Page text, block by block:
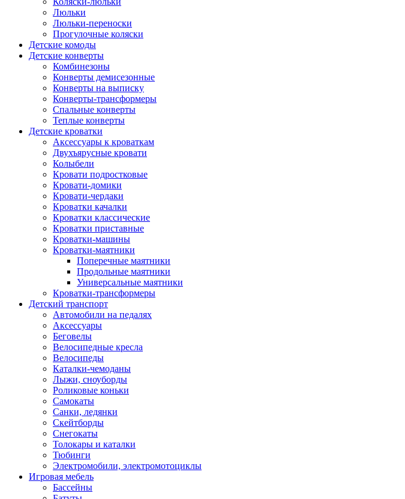
Люльки
Люльки-переноски
Прогулочные коляски
Детские комоды
Детские конверты
Комбинезоны
Конверты демисезонные
Конверты на выписку
Конверты-трансформеры
Спальные конверты
Теплые конверты
Детские кроватки
Аксессуары к кроваткам
Двухъярусные кровати
Колыбели
Кровати подростковые
Кровати-домики
Кровати-чердаки
Кроватки качалки
Кроватки классические
Кроватки приставные
Кроватки-машины
Кроватки-маятники
Поперечные маятники
Продольные маятники
Универсальные маятники
Кроватки-трансформеры
Детский транспорт
Автомобили на педалях
Аксессуары
Беговелы
Велосипедные кресла
Велосипеды
Каталки-чемоданы
Лыжи, сноуборды
Роликовые коньки
Самокаты
Санки, ледянки
Скейтборды
Снегокаты
Толокары и каталки
Тюбинги
Электромобили, электромотоциклы
Игровая мебель
Бассейны